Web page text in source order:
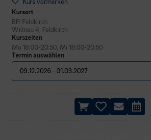
Kurs vormerken
Kursort
BFI Feldkirch
Widnau 4, Feldkirch
Termin auswählen
Kurszeiten
Mo 18:00-20:50, Mi 18:00-20:50